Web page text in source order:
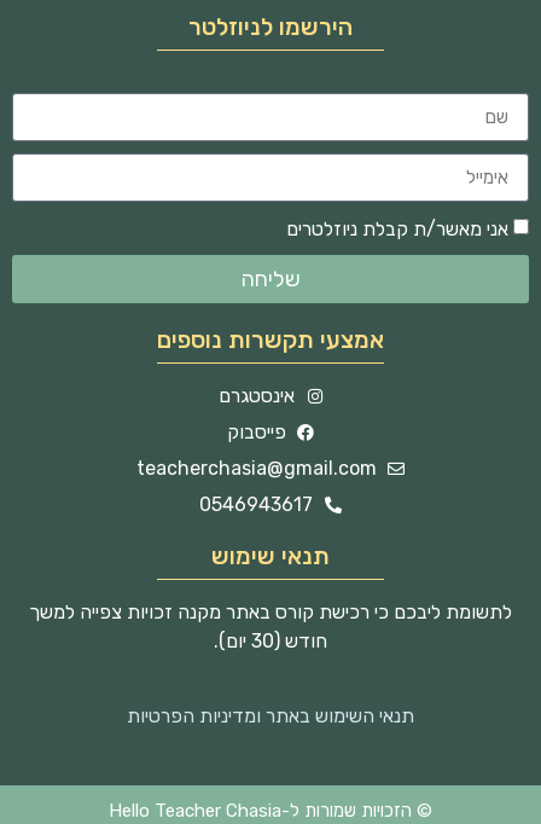
הירשמו לניוזלטר
אני מאשר/ת קבלת ניוזלטרים
שליחה
אמצעי תקשרות נוספים
אינסטגרם
פייסבוק
teacherchasia@gmail.com
0546943617
תנאי שימוש
לתשומת ליבכם כי רכישת קורס באתר מקנה זכויות צפייה למשך
חודש (30 יום).
תנאי השימוש באתר ומדיניות הפרטיות
© הזכויות שמורות ל-Hello Teacher Chasia